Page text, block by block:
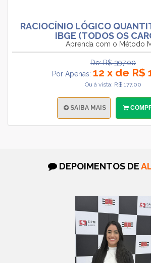
RACIOCÍNIO LÓGICO
IBGE (TODOS OS
Aprenda com o Método
De: R$ 397.00
Por Apenas: 12 x de R$
Ou à vista: R$ 177.00
SAIBA MAIS
DEPOIMENTOS DE